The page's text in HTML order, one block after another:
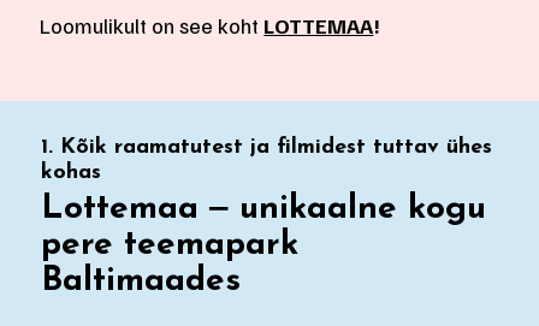
Loomulikult on see koht LOTTEMAA!
1. Kõik raamatutest ja filmidest tuttav ühes
kohas
Lottemaa ‒ unikaalne kogu
pere teemapark
Baltimaades